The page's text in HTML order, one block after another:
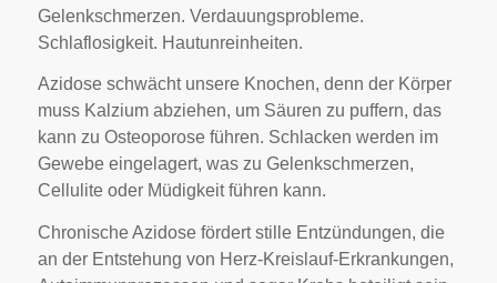
Gelenkschmerzen. Verdauungsprobleme.
Schlaflosigkeit. Hautunreinheiten.
Azidose schwächt unsere Knochen, denn der Körper
muss Kalzium abziehen, um Säuren zu puffern, das
kann zu Osteoporose führen. Schlacken werden im
Gewebe eingelagert, was zu Gelenkschmerzen,
Cellulite oder Müdigkeit führen kann.
Chronische Azidose fördert stille Entzündungen, die
an der Entstehung von Herz-Kreislauf-Erkrankungen,